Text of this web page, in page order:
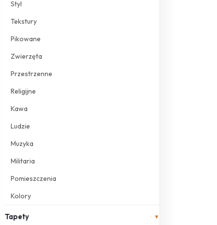
Styl
Tekstury
Pikowane
Zwierzęta
Przestrzenne
Religijne
Kawa
Ludzie
Muzyka
Militaria
Pomieszczenia
Kolory
Tapety ▾